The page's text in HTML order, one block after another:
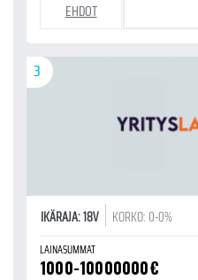
EHDOT
3
IKÄRAJA: 18V KORKO: 0-0%
LAINASUMMAT
1000-10000000€